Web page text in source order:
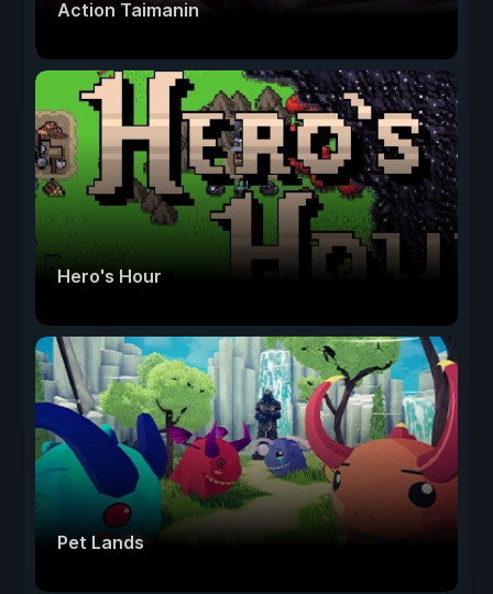
Action Taimanin
Hero's Hour
Pet Lands